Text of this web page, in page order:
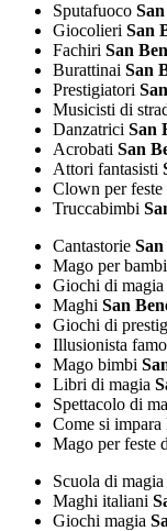
Sputafuoco
Giocolieri San
Fachiri San
Burattinai San
Prestigiatori
Musicisti di
Danzatrici San
Acrobati San
Attori fantasisti
Clown per feste
Truccabimbi
Cantastorie
Mago per
Giochi di magia
Maghi San
Giochi di
Illusionista
Mago bimbi
Libri di magia
Spettacolo di
Come si impara
Mago per feste
Scuola di magia
Maghi italiani
Giochi magia